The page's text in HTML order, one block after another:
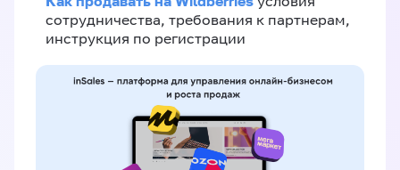
сотрудничества, требования к партнерам,
инструкция по регистрации